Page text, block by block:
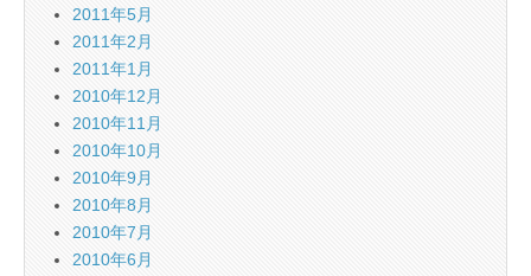
2011年5月
2011年2月
2011年1月
2010年12月
2010年11月
2010年10月
2010年9月
2010年8月
2010年7月
2010年6月